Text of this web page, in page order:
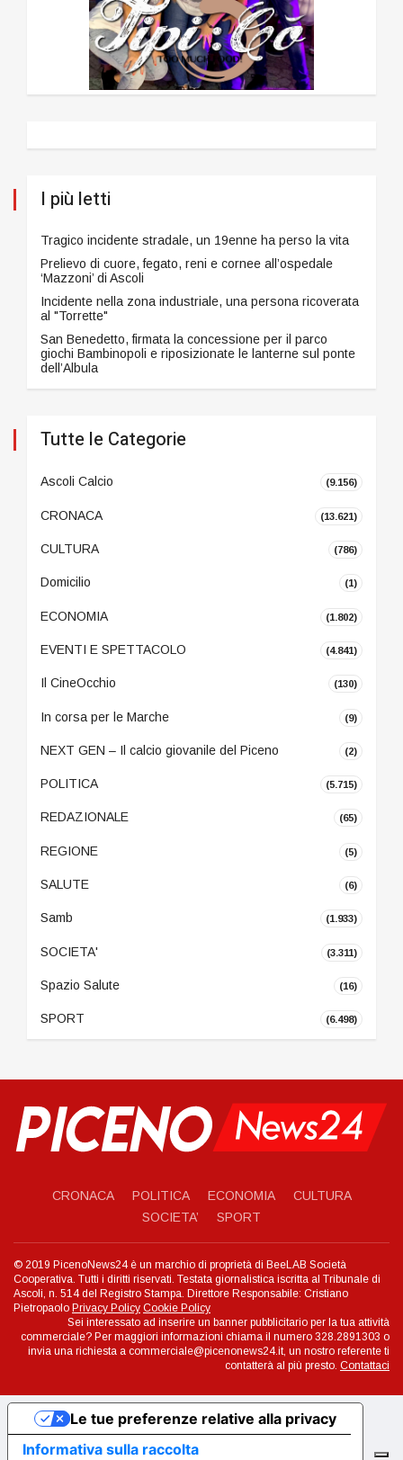
I più letti
Tragico incidente stradale, un 19enne ha perso la vita
Prelievo di cuore, fegato, reni e cornee all’ospedale
‘Mazzoni’ di Ascoli
Incidente nella zona industriale, una persona ricoverata
al "Torrette"
San Benedetto, firmata la concessione per il parco
giochi Bambinopoli e riposizionate le lanterne sul ponte
dell’Albula
Tutte le Categorie
Ascoli Calcio (9.156)
CRONACA (13.621)
CULTURA (786)
Domicilio (1)
ECONOMIA (1.802)
EVENTI E SPETTACOLO (4.841)
Il CineOcchio (130)
In corsa per le Marche (9)
NEXT GEN – Il calcio giovanile del Piceno (2)
POLITICA (5.715)
REDAZIONALE (65)
REGIONE (5)
SALUTE (6)
Samb (1.933)
SOCIETA' (3.311)
Spazio Salute (16)
SPORT (6.498)
CRONACA POLITICA ECONOMIA
CULTURA
SOCIETA’
SPORT
© 2019 PicenoNews24 è un marchio di proprietà di BeeLAB Società
Cooperativa. Tutti i diritti riservati. Testata giornalistica iscritta al Tribunale di
Ascoli, n. 514 del Registro Stampa. Direttore Responsabile: Cristiano
Pietropaolo Privacy Policy Cookie Policy
Sei interessato ad inserire un banner pubblicitario per la tua attività
commerciale? Per maggiori informazioni chiama il numero 328.2891303 o
invia una richiesta a commerciale@picenonews24.it, un nostro referente ti
contatterà al più presto. Contattaci
Informativa sulla raccolta
Le tue preferenze relative alla privacy